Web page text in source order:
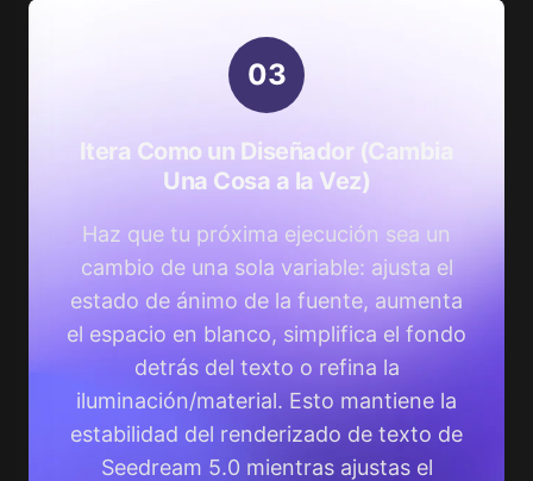
03
Itera Como un Diseñador (Cambia
Una Cosa a la Vez)
Haz que tu próxima ejecución sea un
cambio de una sola variable: ajusta el
estado de ánimo de la fuente, aumenta
el espacio en blanco, simplifica el fondo
detrás del texto o refina la
iluminación/material. Esto mantiene la
estabilidad del renderizado de texto de
Seedream 5.0 mientras ajustas el